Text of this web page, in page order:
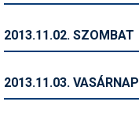
Ingatlan
2013.11.02. SZOMBAT
2013.11.03. VASÁRNAP